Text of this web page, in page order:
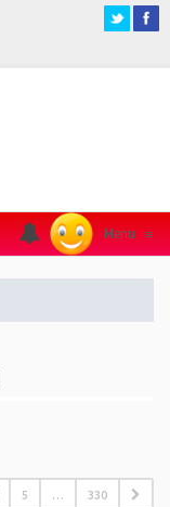
Menu ≡
5 … 330